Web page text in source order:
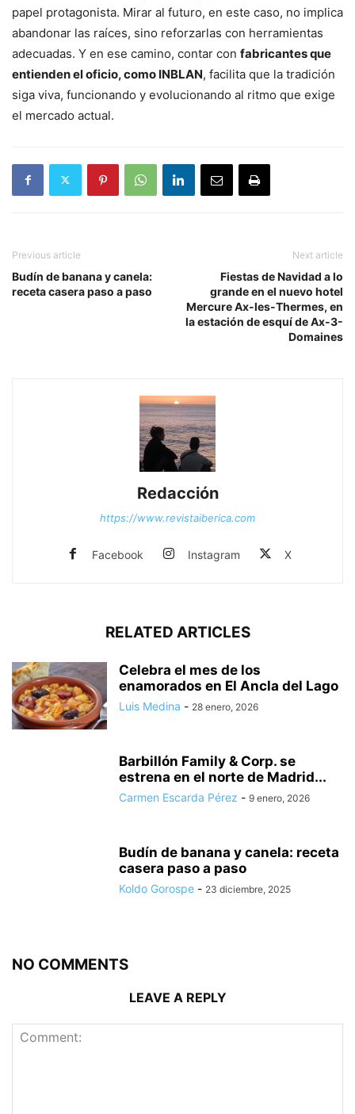
papel protagonista. Mirar al futuro, en este caso, no implica
abandonar las raíces, sino reforzarlas con herramientas
adecuadas. Y en ese camino, contar con fabricantes que
entienden el oficio, como INBLAN, facilita que la tradición
siga viva, funcionando y evolucionando al ritmo que exige
el mercado actual.
Previous article
Budín de banana y canela:
receta casera paso a paso
Next article
Fiestas de Navidad a lo
grande en el nuevo hotel
Mercure Ax-les-Thermes, en
la estación de esquí de Ax-3-
Domaines
Redacción
https://www.revistaiberica.com
Facebook Instagram X
RELATED ARTICLES
Celebra el mes de los
enamorados en El Ancla del Lago
Luis Medina - 28 enero, 2026
Barbillón Family & Corp. se
estrena en el norte de Madrid...
Carmen Escarda Pérez - 9 enero, 2026
Budín de banana y canela: receta
casera paso a paso
Koldo Gorospe - 23 diciembre, 2025
NO COMMENTS
LEAVE A REPLY